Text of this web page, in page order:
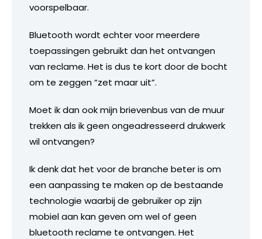
voorspelbaar.
Bluetooth wordt echter voor meerdere
toepassingen gebruikt dan het ontvangen
van reclame. Het is dus te kort door de bocht
om te zeggen “zet maar uit”.
Moet ik dan ook mijn brievenbus van de muur
trekken als ik geen ongeadresseerd drukwerk
wil ontvangen?
Ik denk dat het voor de branche beter is om
een aanpassing te maken op de bestaande
technologie waarbij de gebruiker op zijn
mobiel aan kan geven om wel of geen
bluetooth reclame te ontvangen. Het